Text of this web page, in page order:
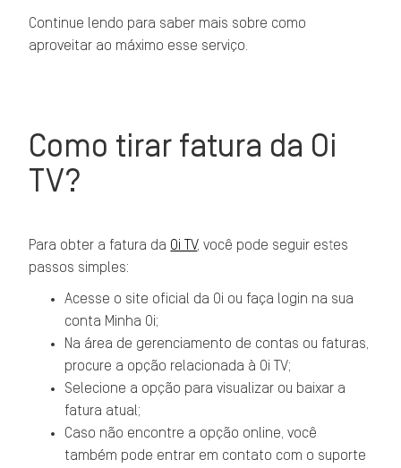
Continue lendo para saber mais sobre como
aproveitar ao máximo esse serviço.
Como tirar fatura da Oi
TV?
Para obter a fatura da Oi TV, você pode seguir estes
passos simples:
Acesse o site oficial da Oi ou faça login na sua
conta Minha Oi;
Na área de gerenciamento de contas ou faturas,
procure a opção relacionada à Oi TV;
Selecione a opção para visualizar ou baixar a
fatura atual;
Caso não encontre a opção online, você
também pode entrar em contato com o suporte